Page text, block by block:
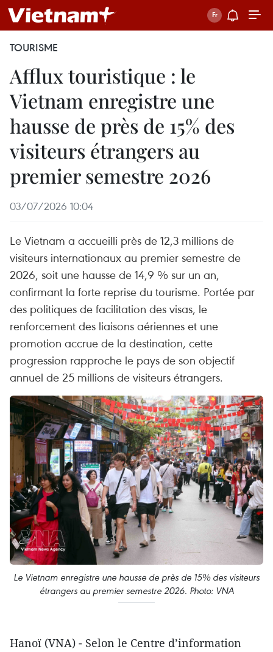
TOURISME
Afflux touristique : le
Vietnam enregistre une
hausse de près de 15% des
visiteurs étrangers au
premier semestre 2026
03/07/2026 10:04
Le Vietnam a accueilli près de 12,3 millions de
visiteurs internationaux au premier semestre de
2026, soit une hausse de 14,9 % sur un an,
confirmant la forte reprise du tourisme. Portée par
des politiques de facilitation des visas, le
renforcement des liaisons aériennes et une
promotion accrue de la destination, cette
progression rapproche le pays de son objectif
annuel de 25 millions de visiteurs étrangers.
Le Vietnam enregistre une hausse de près de 15% des visiteurs
étrangers au premier semestre 2026. Photo: VNA
Hanoï (VNA) - Selon le Centre d’information